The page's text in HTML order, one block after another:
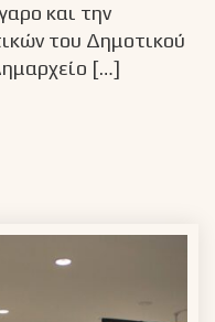
και την
του Δημοτικού
[…]